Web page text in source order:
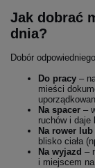
Jak dobrać
dnia?
Dobór
Do pracy –
mieści
Na spacer –
ruchów i daje
Na rower
blisko ciała
Na wyjazd –
i miejscem